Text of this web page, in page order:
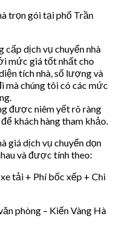
trọn gói tại phố Trần
cấp dịch vụ chuyển nhà
mức giá tốt nhất cho
tích nhà, số lượng và
mà chúng tôi có các mức
được niêm yết rõ ràng
khách hàng tham khảo.
giá dịch vụ chuyển dọn
và được tính theo:
tải + Phí bốc xếp + Chi
phòng – Kiến Vàng Hà